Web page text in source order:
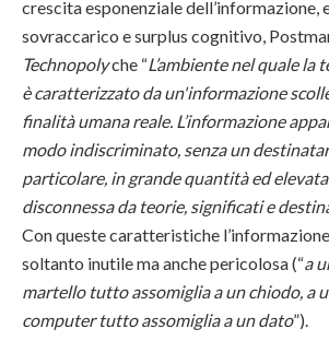
crescita esponenziale dell’informazione,
sovraccarico e surplus cognitivo,
Technopolyche “L’ambiente nel quale la
è caratterizzato da un'informazione
finalità umana reale. L’informazione
modo indiscriminato, senza un
particolare, in grande quantità ed
disconnessa da teorie, significati e
Con queste caratteristiche
soltanto inutile ma anche pericolosa (“a
martello tutto assomiglia a un chiodo, a
computer tutto assomiglia a un dato”).